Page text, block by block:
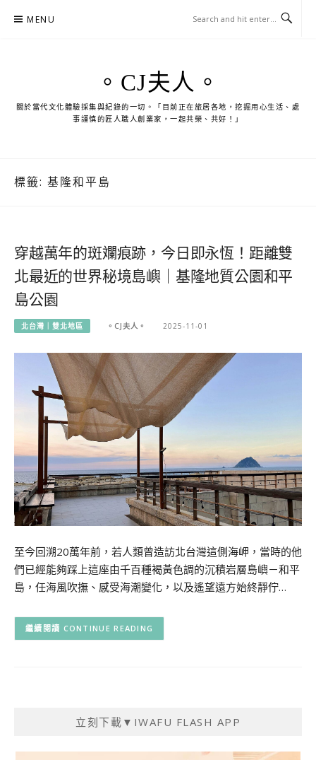
MENU
。CJ夫人。
關於當代文化體驗採集與紀錄的一切。「目前正在旅居各地，挖掘用心生活、處
事謹慎的匠人職人創業家，一起共榮、共好！」
標籤: 基隆和平島
穿越萬年的斑斕痕跡，今日即永恆！距離雙
北最近的世界秘境島嶼｜基隆地質公園和平
島公園
北台灣｜雙北地區 。CJ夫人。 2025-11-01
至今回溯20萬年前，若人類曾造訪北台灣這側海岬，當時的他
們已經能夠踩上這座由千百種褐黃色調的沉積岩層島嶼－和平
島，任海風吹撫、感受海潮變化，以及遙望遠方始終靜佇…
CONTINUE READING
立刻下載▼IWAFU FLASH APP